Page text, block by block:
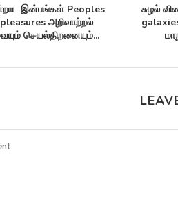
ஒரு தொலைத்தொடர்பு கேபிள்
arctic sea ice ஆர்க்டிக்கில் கடல்...